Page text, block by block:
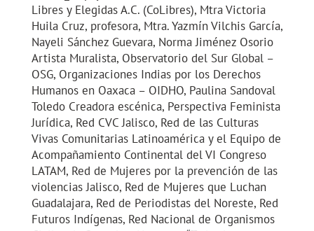
Libres y Elegidas A.C. (CoLibres), Mtra Victoria
Huila Cruz, profesora, Mtra. Yazmín Vilchis García,
Nayeli Sánchez Guevara, Norma Jiménez Osorio
Artista Muralista, Observatorio del Sur Global –
OSG, Organizaciones Indias por los Derechos
Humanos en Oaxaca – OIDHO, Paulina Sandoval
Toledo Creadora escénica, Perspectiva Feminista
Jurídica, Red CVC Jalisco, Red de las Culturas
Vivas Comunitarias Latinoamérica y el Equipo de
Acompañamiento Continental del VI Congreso
LATAM, Red de Mujeres por la prevención de las
violencias Jalisco, Red de Mujeres que Luchan
Guadalajara, Red de Periodistas del Noreste, Red
Futuros Indígenas, Red Nacional de Organismos